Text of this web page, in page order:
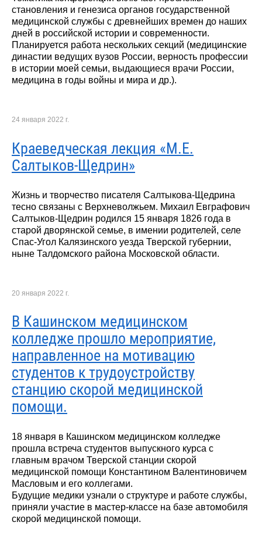
становления и генезиса органов государственной
медицинской службы с древнейших времен до наших
дней в российской истории и современности.
Планируется работа нескольких секций (медицинские
династии ведущих вузов России, верность профессии
в истории моей семьи, выдающиеся врачи России,
медицина в годы войны и мира и др.).
24 января 2022 г.
Краеведческая лекция «М.Е.
Салтыков-Щедрин»
Жизнь и творчество писателя Салтыкова-Щедрина
тесно связаны с Верхневолжьем. Михаил Евграфович
Салтыков-Щедрин родился 15 января 1826 года в
старой дворянской семье, в имении родителей, селе
Спас-Угол Калязинского уезда Тверской губернии,
ныне Талдомского района Московской области.
20 января 2022 г.
В Кашинском медицинском
колледже прошло мероприятие,
направленное на мотивацию
студентов к трудоустройству
станцию скорой медицинской
помощи.
18 января в Кашинском медицинском колледже
прошла встреча студентов выпускного курса с
главным врачом Тверской станции скорой
медицинской помощи Константином Валентиновичем
Масловым и его коллегами.
Будущие медики узнали о структуре и работе службы,
приняли участие в мастер-классе на базе автомобиля
скорой медицинской помощи.